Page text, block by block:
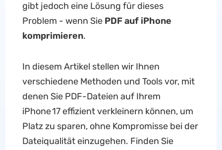
gibt jedoch eine Lösung für dieses
Problem - wenn Sie PDF auf iPhone
komprimieren.
In diesem Artikel stellen wir Ihnen
verschiedene Methoden und Tools vor, mit
denen Sie PDF-Dateien auf Ihrem
iPhone 17 effizient verkleinern können, um
Platz zu sparen, ohne Kompromisse bei der
Dateiqualität einzugehen. Finden Sie